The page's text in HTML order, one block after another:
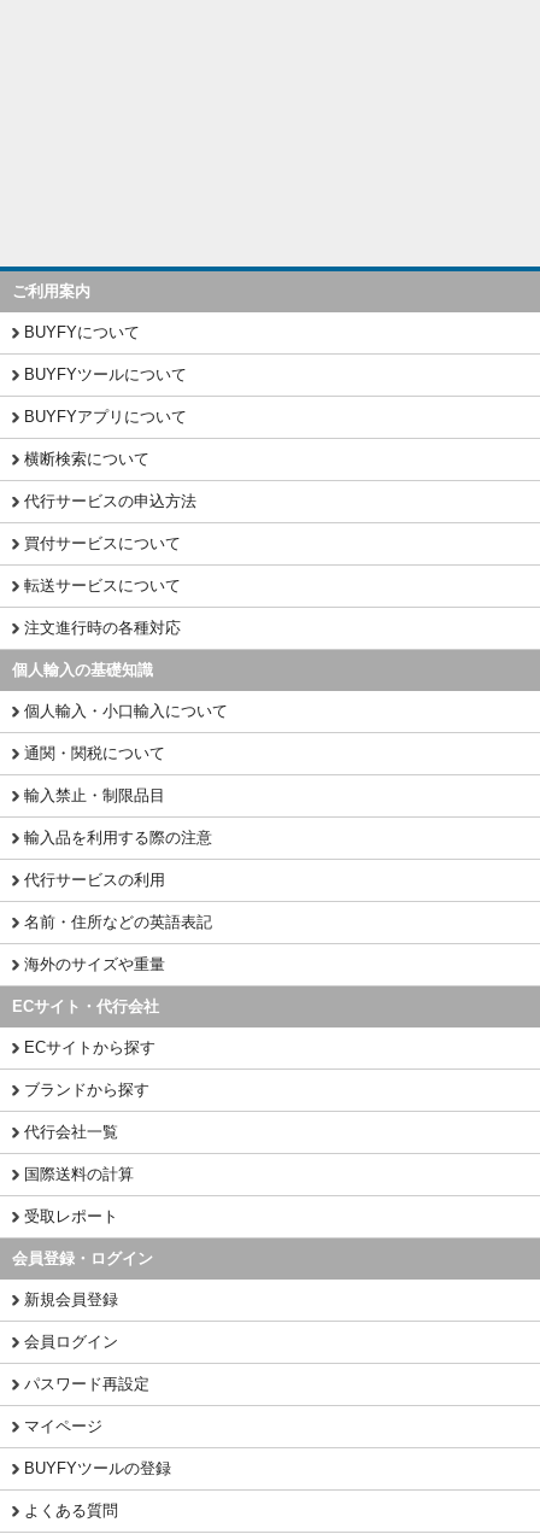
ご利用案内
BUYFYについて
BUYFYツールについて
BUYFYアプリについて
横断検索について
代行サービスの申込方法
買付サービスについて
転送サービスについて
注文進行時の各種対応
個人輸入の基礎知識
個人輸入・小口輸入について
通関・関税について
輸入禁止・制限品目
輸入品を利用する際の注意
代行サービスの利用
名前・住所などの英語表記
海外のサイズや重量
ECサイト・代行会社
ECサイトから探す
ブランドから探す
代行会社一覧
国際送料の計算
受取レポート
会員登録・ログイン
新規会員登録
会員ログイン
パスワード再設定
マイページ
BUYFYツールの登録
よくある質問